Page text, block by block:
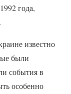
года,
известно
были
события в
особенно